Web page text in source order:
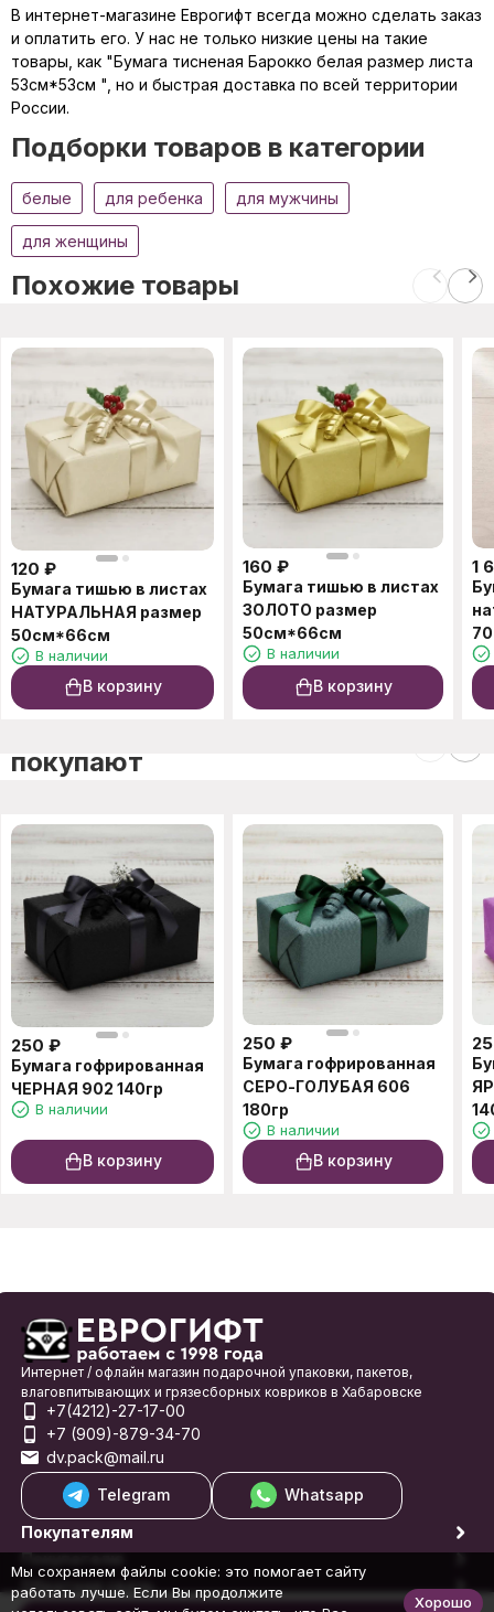
В интернет-магазине Еврогифт всегда можно сделать заказ
и оплатить его. У нас не только низкие цены на такие
товары, как "Бумага тисненая Барокко белая размер листа
53см*53см ", но и быстрая доставка по всей территории
России.
Подборки товаров в категории
белые для ребенка для мужчины
для женщины
Похожие товары
120 ₽
Бумага тишью в листах
НАТУРАЛЬНАЯ размер
50см*66см
В наличии
В корзину
160 ₽
Бумага тишью в листах
ЗОЛОТО размер
50см*66см
В наличии
В корзину
1
покупают
250 ₽
Бумага гофрированная
ЧЕРНАЯ 902 140гр
В наличии
В корзину
250 ₽
Бумага гофрированная
СЕРО-ГОЛУБАЯ 606
180гр
В наличии
В корзину
Интернет / офлайн магазин подарочной упаковки, пакетов,
влаговпитывающих и грязесборных ковриков в Хабаровске
+7(4212)-27-17-00
+7 (909)-879-34-70
dv.pack@mail.ru
Telegram
Whatsapp
Покупателям
Покупателю
Обратная связь
© 1998-2026 Еврогифт
Мы сохраняем файлы cookie: это помогает сайту
работать лучше. Если Вы продолжите
Хорошо